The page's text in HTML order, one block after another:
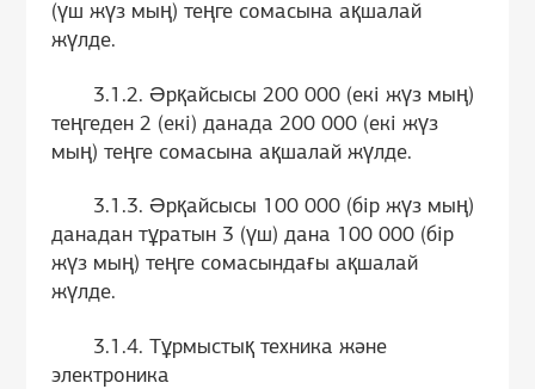
(үш жүз мың) теңге сомасына ақшалай
жүлде.
3.1.2. Әрқайсысы 200 000 (екі жүз мың)
теңгеден 2 (екі) данада 200 000 (екі жүз
мың) теңге сомасына ақшалай жүлде.
3.1.3. Әрқайсысы 100 000 (бір жүз мың)
данадан тұратын 3 (үш) дана 100 000 (бір
жүз мың) теңге сомасындағы ақшалай
жүлде.
3.1.4. Тұрмыстық техника және
электроника